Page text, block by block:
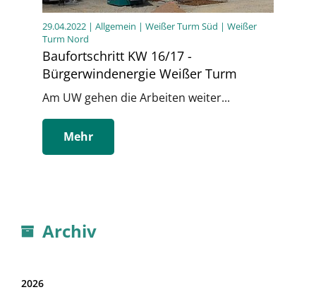
29.04.2022 | Allgemein | Weißer Turm Süd | Weißer
Turm Nord
Baufortschritt KW 16/17 -
Bürgerwindenergie Weißer Turm
Am UW gehen die Arbeiten weiter...
Mehr
Archiv
2026